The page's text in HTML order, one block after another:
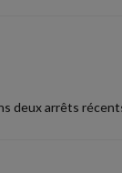
deux arrêts